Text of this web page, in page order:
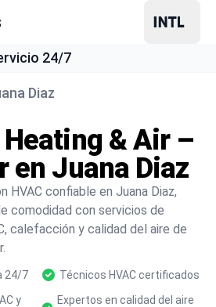
24/7
Diaz
Heating & Air –
en Juana Diaz
HVAC confiable en Juana Diaz,
comodidad con servicios de
calefacción y calidad del aire de
24/7
Técnicos HVAC certificados
y
Expertos en calidad del aire